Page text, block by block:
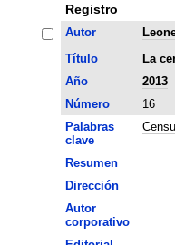
Registro
Autor
Título
La
Año
2013
Número
16
Palabras
clave
Resumen
Dirección
Autor
corporativo